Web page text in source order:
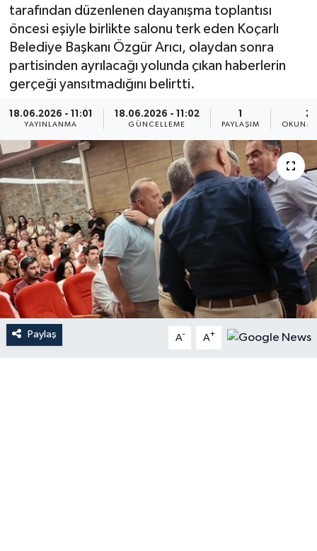
tarafından düzenlenen dayanışma toplantısı
öncesi eşiyle birlikte salonu terk eden Koçarlı
Belediye Başkanı Özgür Arıcı, olaydan sonra
partisinden ayrılacağı yolunda çıkan haberlerin
gerçeği yansıtmadığını belirtti.
18.06.2026 - 11:01
YAYINLANMA
18.06.2026 - 11:02
GÜNCELLEME PAYLAŞIM
2
Paylaş A- A+
Kültür Sanat
Spor
Son Dakika Haberleri
Haber Arşivi